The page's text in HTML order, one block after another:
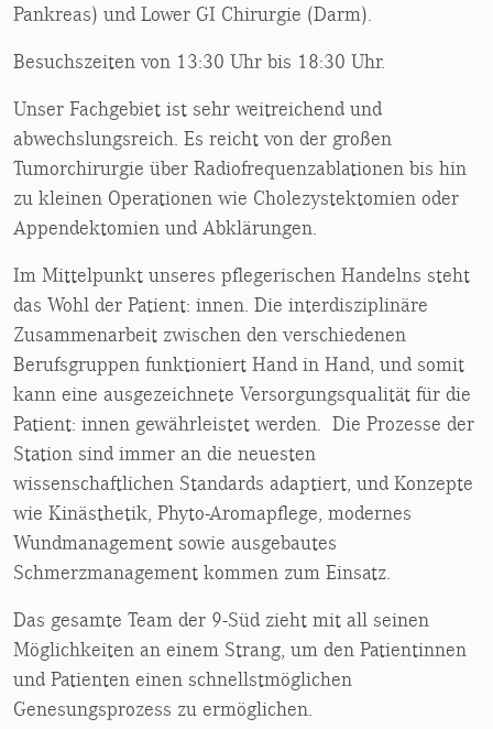
Pankreas) und Lower GI Chirurgie (Darm).
Besuchszeiten von 13:30 Uhr bis 18:30 Uhr.
Unser Fachgebiet ist sehr weitreichend und
abwechslungsreich. Es reicht von der großen
Tumorchirurgie über Radiofrequenzablationen bis hin
zu kleinen Operationen wie Cholezystektomien oder
Appendektomien und Abklärungen.
Im Mittelpunkt unseres pflegerischen Handelns steht
das Wohl der Patient: innen. Die interdisziplinäre
Zusammenarbeit zwischen den verschiedenen
Berufsgruppen funktioniert Hand in Hand, und somit
kann eine ausgezeichnete Versorgungsqualität für die
Patient: innen gewährleistet werden. Die Prozesse der
Station sind immer an die neuesten
wissenschaftlichen Standards adaptiert, und Konzepte
wie Kinästhetik, Phyto-Aromapflege, modernes
Wundmanagement sowie ausgebautes
Schmerzmanagement kommen zum Einsatz.
Das gesamte Team der 9-Süd zieht mit all seinen
Möglichkeiten an einem Strang, um den Patientinnen
und Patienten einen schnellstmöglichen
Genesungsprozess zu ermöglichen.